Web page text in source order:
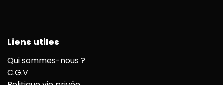
Liens utiles
Qui sommes-nous ?
C.G.V